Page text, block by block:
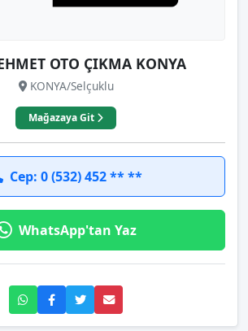
OTO ÇIKMA KONYA
KONYA/Selçuklu
Mağazaya Git
Cep: 0 (532) 452 ** **
WhatsApp'tan Yaz